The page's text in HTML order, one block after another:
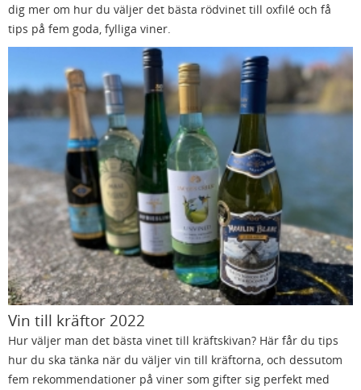
dig mer om hur du väljer det bästa rödvinet till oxfilé och få
tips på fem goda, fylliga viner.
Vin till kräftor 2022
Hur väljer man det bästa vinet till kräftskivan? Här får du tips
hur du ska tänka när du väljer vin till kräftorna, och dessutom
fem rekommendationer på viner som gifter sig perfekt med